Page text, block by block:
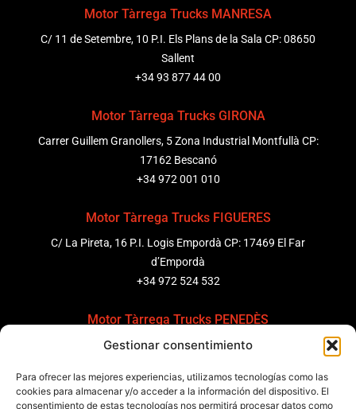
Gestionar consentimiento
Para ofrecer las mejores experiencias, utilizamos tecnologías como las
cookies para almacenar y/o acceder a la información del dispositivo. El
consentimiento de estas tecnologías nos permitirá procesar datos como
Motor Tàrrega Trucks MANRESA
C/ 11 de Setembre, 10 P.I. Els Plans de la Sala CP: 08650
Sallent
+34 93 877 44 00
Motor Tàrrega Trucks GIRONA
Carrer Guillem Granollers, 5 Zona Industrial Montfullà CP:
17162 Bescanó
+34 972 001 010
Motor Tàrrega Trucks FIGUERES
C/ La Pireta, 16 P.I. Logis Empordà CP: 17469 El Far
d’Empordà
+34 972 524 532
Motor Tàrrega Trucks PENEDÈS
C/ Ponent 8, Pol. Ind. Sant Pere Molanta, CP: 08799
+34 931 69 11 91